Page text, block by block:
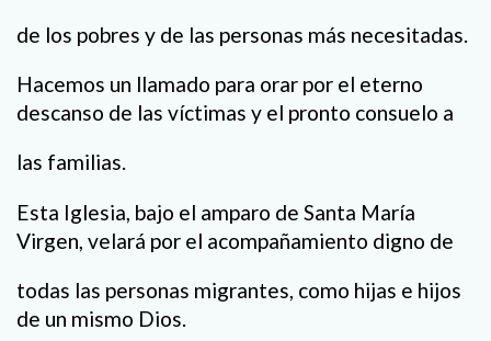
de los pobres y de las personas más necesitadas.
Hacemos un llamado para orar por el eterno
descanso de las víctimas y el pronto consuelo a
las familias.
Esta Iglesia, bajo el amparo de Santa María
Virgen, velará por el acompañamiento digno de
todas las personas migrantes, como hijas e hijos
de un mismo Dios.